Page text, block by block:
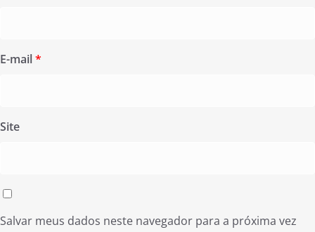
E-mail*
Site
Salvar meus dados neste navegador para a próxima vez